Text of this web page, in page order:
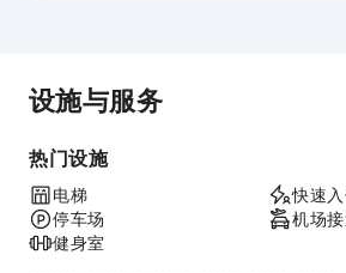
设施与服务
热门设施
电梯
停车场
健身室
快速
机场